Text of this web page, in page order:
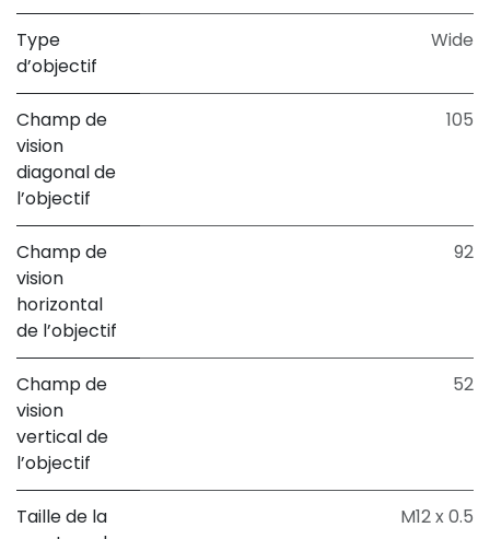
Type
d’objectif
Wide
Champ de
vision
diagonal de
l’objectif
105
Champ de
vision
horizontal
de l’objectif
92
Champ de
vision
vertical de
l’objectif
52
Taille de la
M12 x 0.5